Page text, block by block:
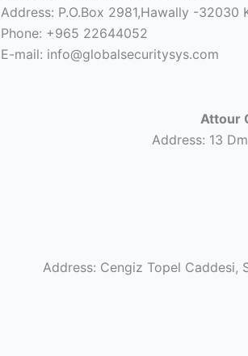
Address: P.O.Box 2981,Hawally -32030
Phone: +965 22644052
E-mail: info@globalsecuritysys.com
Attour
Address: 13
Address: Cengiz Topel Caddesi,